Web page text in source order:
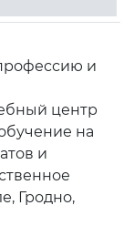
и
центр
на
и
Гродно,